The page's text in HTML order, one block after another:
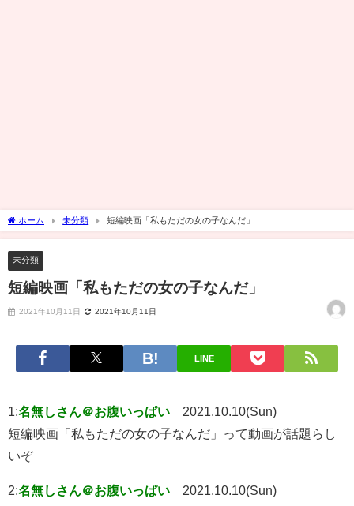
ホーム 未分類 短編映画「私もただの女の子なんだ」
未分類
短編映画「私もただの女の子なんだ」
2021年10月11日 2021年10月11日
LINE
1:名無しさん＠お腹いっぱい
2021.10.10(Sun)
短編映画「私もただの女の子なんだ」って動画が話題らし
いぞ
2:名無しさん＠お腹いっぱい 2021.10.10(Sun)